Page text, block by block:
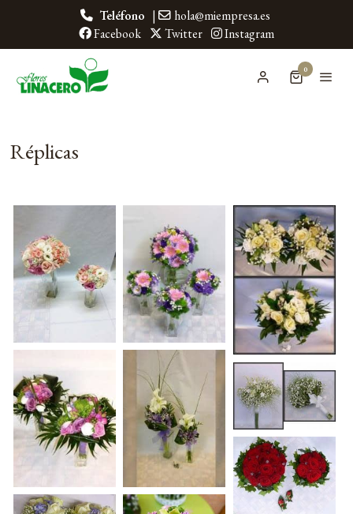
Teléfono |
hola@miempresa.es
Facebook
Twitter Instagram
0
Réplicas